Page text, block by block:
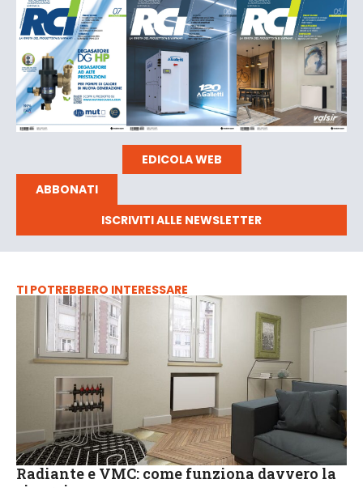
EDICOLA WEB
ABBONATI
ISCRIVITI ALLE NEWSLETTER
TI POTREBBERO INTERESSARE
Radiante e VMC: come funziona davvero la